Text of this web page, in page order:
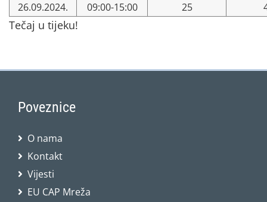
26.09.2024. 09:00-15:00 25
Tečaj u tijeku!
Poveznice
O nama
Kontakt
Vijesti
EU CAP Mreža